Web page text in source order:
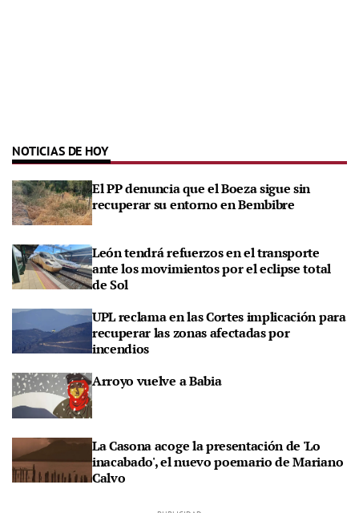
NOTICIAS DE HOY
El PP denuncia que el Boeza sigue sin
recuperar su entorno en Bembibre
León tendrá refuerzos en el transporte
ante los movimientos por el eclipse total
de Sol
UPL reclama en las Cortes implicación para
recuperar las zonas afectadas por
incendios
Arroyo vuelve a Babia
La Casona acoge la presentación de 'Lo
inacabado', el nuevo poemario de Mariano
Calvo